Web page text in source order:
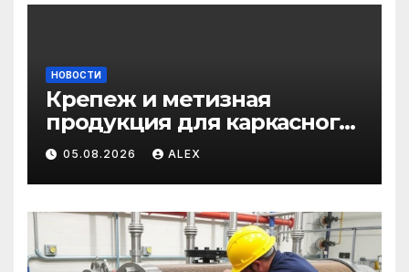
НОВОСТИ
Крепеж и метизная
продукция для каркасного
и загородного
строительства: от
саморезов до анкеров
05.08.2026 ALEX